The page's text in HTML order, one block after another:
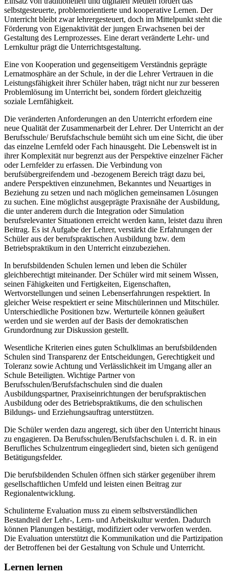
selbstgesteuerte, problemorientierte und kooperative Lernen. Der
Unterricht bleibt zwar lehrergesteuert, doch im Mittelpunkt steht die
Förderung von Eigenaktivität der jungen Erwachsenen bei der
Gestaltung des Lernprozesses. Eine derart veränderte Lehr- und
Lernkultur prägt die Unterrichtsgestaltung.
Eine von Kooperation und gegenseitigem Verständnis geprägte
Lernatmosphäre an der Schule, in der die Lehrer Vertrauen in die
Leistungsfähigkeit ihrer Schüler haben, trägt nicht nur zur besseren
Problemlösung im Unterricht bei, sondern fördert gleichzeitig
soziale Lernfähigkeit.
Die veränderten Anforderungen an den Unterricht erfordern eine
neue Qualität der Zusammenarbeit der Lehrer. Der Unterricht an der
Berufsschule/ Berufsfachschule bemüht sich um eine Sicht, die über
das einzelne Lernfeld oder Fach hinausgeht. Die Lebenswelt ist in
ihrer Komplexität nur begrenzt aus der Perspektive einzelner Fächer
oder Lernfelder zu erfassen. Die Verbindung von
berufsübergreifendem und -bezogenem Bereich trägt dazu bei,
andere Perspektiven einzunehmen, Bekanntes und Neuartiges in
Beziehung zu setzen und nach möglichen gemeinsamen Lösungen
zu suchen. Eine möglichst ausgeprägte Praxisnähe der Ausbildung,
die unter anderem durch die Integration oder Simulation
berufsrelevanter Situationen erreicht werden kann, leistet dazu ihren
Beitrag. Es ist Aufgabe der Lehrer, verstärkt die Erfahrungen der
Schüler aus der berufspraktischen Ausbildung bzw. dem
Betriebspraktikum in den Unterricht einzubeziehen.
In berufsbildenden Schulen lernen und leben die Schüler
gleichberechtigt miteinander. Der Schüler wird mit seinem Wissen,
seinen Fähigkeiten und Fertigkeiten, Eigenschaften,
Wertvorstellungen und seinen Lebenserfahrungen respektiert. In
gleicher Weise respektiert er seine Mitschülerinnen und Mitschüler.
Unterschiedliche Positionen bzw. Werturteile können geäußert
werden und sie werden auf der Basis der demokratischen
Grundordnung zur Diskussion gestellt.
Wesentliche Kriterien eines guten Schulklimas an berufsbildenden
Schulen sind Transparenz der Entscheidungen, Gerechtigkeit und
Toleranz sowie Achtung und Verlässlichkeit im Umgang aller an
Schule Beteiligten. Wichtige Partner von
Berufsschulen/Berufsfachschulen sind die dualen
Ausbildungspartner, Praxiseinrichtungen der berufspraktischen
Ausbildung oder des Betriebspraktikums, die den schulischen
Bildungs- und Erziehungsauftrag unterstützen.
Die Schüler werden dazu angeregt, sich über den Unterricht hinaus
zu engagieren. Da Berufsschulen/Berufsfachschulen i. d. R. in ein
Berufliches Schulzentrum eingegliedert sind, bieten sich genügend
Betätigungsfelder.
Die berufsbildenden Schulen öffnen sich stärker gegenüber ihrem
gesellschaftlichen Umfeld und leisten einen Beitrag zur
Regionalentwicklung.
Schulinterne Evaluation muss zu einem selbstverständlichen
Bestandteil der Lehr-, Lern- und Arbeitskultur werden. Dadurch
können Planungen bestätigt, modifiziert oder verworfen werden.
Die Evaluation unterstützt die Kommunikation und die Partizipation
der Betroffenen bei der Gestaltung von Schule und Unterricht.
Lernen lernen